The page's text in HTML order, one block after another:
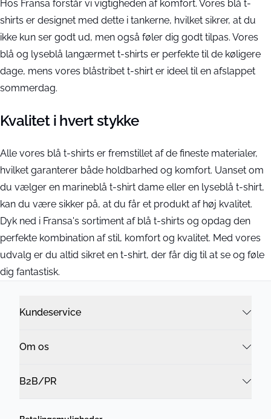
Hos Fransa forstår vi vigtigheden af komfort. Vores blå t-
shirts er designet med dette i tankerne, hvilket sikrer, at du
ikke kun ser godt ud, men også føler dig godt tilpas. Vores
blå og lyseblå langærmet t-shirts er perfekte til de køligere
dage, mens vores blåstribet t-shirt er ideel til en afslappet
sommerdag.
Kvalitet i hvert stykke
Alle vores blå t-shirts er fremstillet af de fineste materialer,
hvilket garanterer både holdbarhed og komfort. Uanset om
du vælger en marineblå t-shirt dame eller en lyseblå t-shirt,
kan du være sikker på, at du får et produkt af høj kvalitet.
Dyk ned i Fransa's sortiment af blå t-shirts og opdag den
perfekte kombination af stil, komfort og kvalitet. Med vores
udvalg er du altid sikret en t-shirt, der får dig til at se og føle
dig fantastisk.
Kundeservice
Om os
B2B/PR